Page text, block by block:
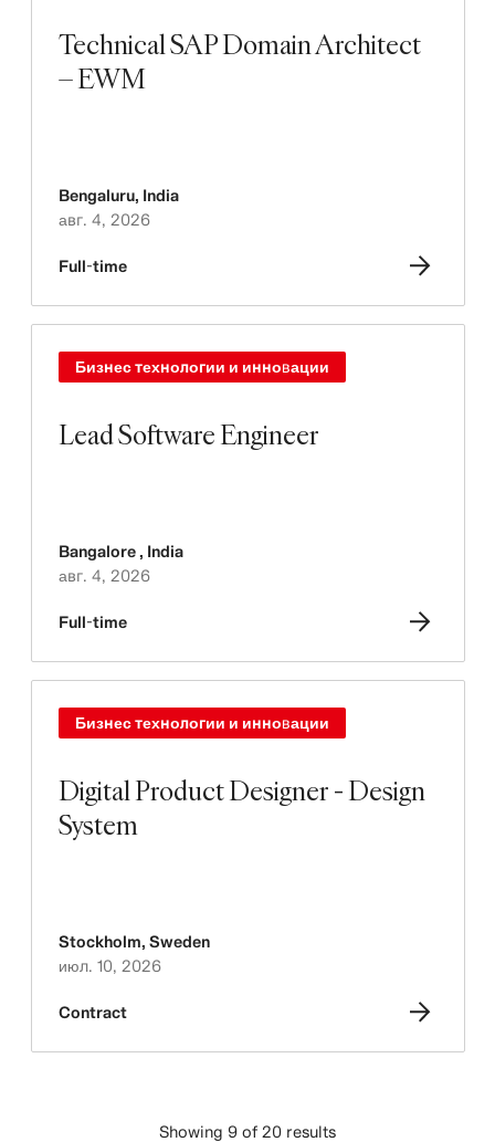
Technical SAP Domain Architect
– EWM
Bengaluru, India
авг. 4, 2026
Full-time
Lead Software Engineer
Бизнес технологии и инновации
Bangalore, India
авг. 4, 2026
Full-time
Digital Product Designer - Design
System
Бизнес технологии и инновации
Stockholm, Sweden
июл. 10, 2026
Contract
Showing 9 of 20 results